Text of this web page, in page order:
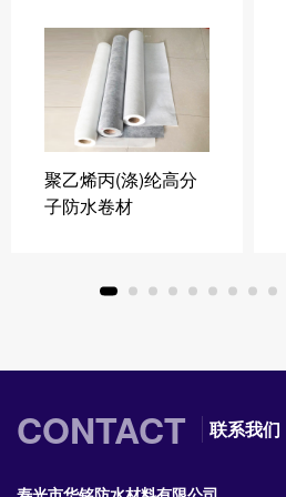
聚乙烯丙(涤)纶高分
子防水卷材
CONTACT 联系我们